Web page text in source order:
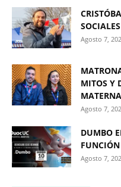
Agosto 7,
MITOS Y
MATERNA
Agosto 7,
DUMBO
Agosto 7,